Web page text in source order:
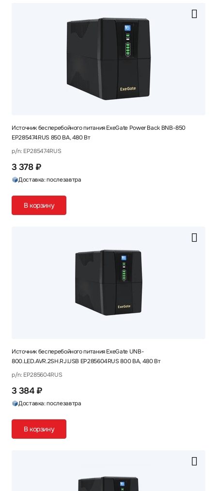
Источник бесперебойного питания ExeGate Power Back BNB-850
EP285474RUS 850 ВА, 480 Вт
p/n: EP285474RUS
3 378 ₽
Доставка: послезавтра
В корзину
Источник бесперебойного питания ExeGate UNB-
800.LED.AVR.2SH.RJ.USB EP285604RUS 800 ВА, 480 Вт
p/n: EP285604RUS
3 384 ₽
Доставка: послезавтра
В корзину